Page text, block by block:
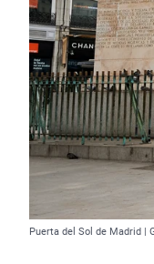
Puerta del Sol de Madrid |